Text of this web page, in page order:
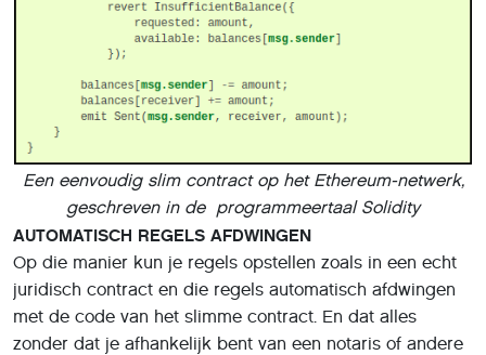
Een eenvoudig slim contract op het Ethereum-netwerk,
geschreven in de programmeertaal Solidity
AUTOMATISCH REGELS AFDWINGEN
Op die manier kun je regels opstellen zoals in een echt
juridisch contract en die regels automatisch afdwingen
met de code van het slimme contract. En dat alles
zonder dat je afhankelijk bent van een notaris of andere